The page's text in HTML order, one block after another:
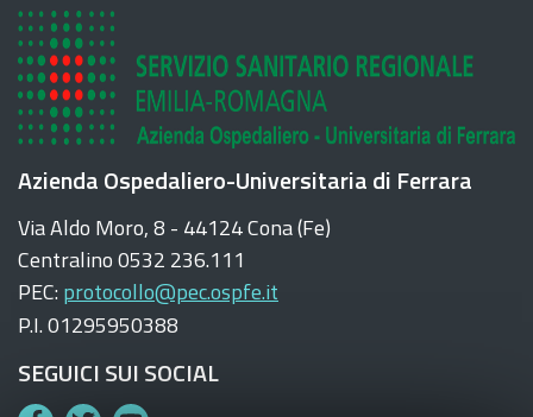
o
o
k
Azienda Ospedaliero-Universitaria di Ferrara
Via Aldo Moro, 8 - 44124 Cona (Fe)
Centralino 0532 236.111
PEC: protocollo@pec.ospfe.it
P.I. 01295950388
SEGUICI SUI SOCIAL